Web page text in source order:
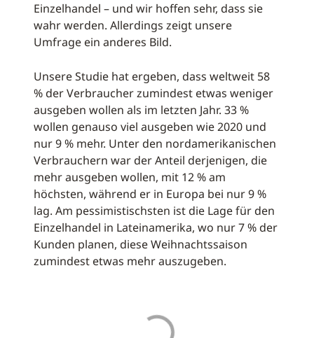
Einzelhandel – und wir hoffen sehr, dass sie
wahr werden. Allerdings zeigt unsere
Umfrage ein anderes Bild.
Unsere Studie hat ergeben, dass weltweit 58
% der Verbraucher zumindest etwas weniger
ausgeben wollen als im letzten Jahr. 33 %
wollen genauso viel ausgeben wie 2020 und
nur 9 % mehr. Unter den nordamerikanischen
Verbrauchern war der Anteil derjenigen, die
mehr ausgeben wollen, mit 12 % am
höchsten, während er in Europa bei nur 9 %
lag. Am pessimistischsten ist die Lage für den
Einzelhandel in Lateinamerika, wo nur 7 % der
Kunden planen, diese Weihnachtssaison
zumindest etwas mehr auszugeben.